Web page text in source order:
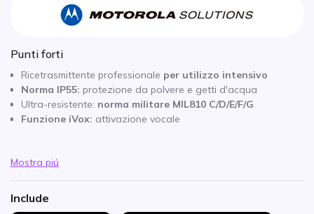
Punti forti
Ricetrasmittente professionale per utilizzo intensivo
Norma IP55: protezione da polvere e getti d'acqua
Ultra-resistente: norma militare MIL810 C/D/E/F/G
Funzione iVox: attivazione vocale
Mostra piú
Include